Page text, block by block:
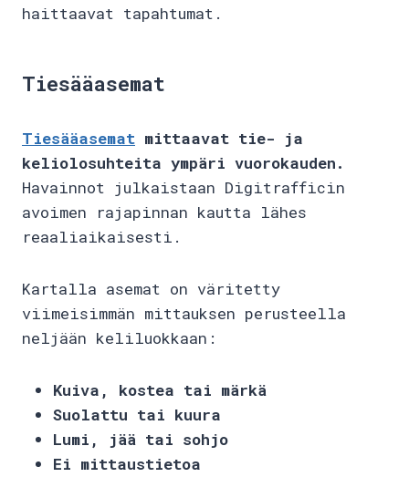
haittaavat tapahtumat.
Tiesääasemat
Tiesääasemat mittaavat tie- ja
keliolosuhteita ympäri vuorokauden.
Havainnot julkaistaan Digitrafficin
avoimen rajapinnan kautta lähes
reaaliaikaisesti.
Kartalla asemat on väritetty
viimeisimmän mittauksen perusteella
neljään keliluokkaan:
Kuiva, kostea tai märkä
Suolattu tai kuura
Lumi, jää tai sohjo
Ei mittaustietoa